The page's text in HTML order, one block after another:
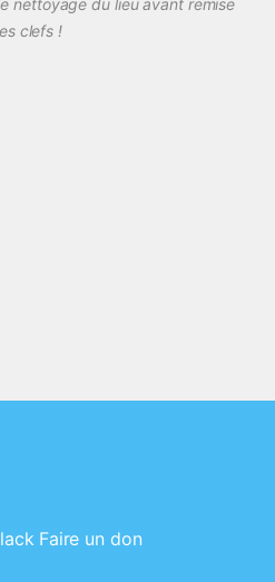
nettoyage du lieu avant remise
clefs !
Faire un don